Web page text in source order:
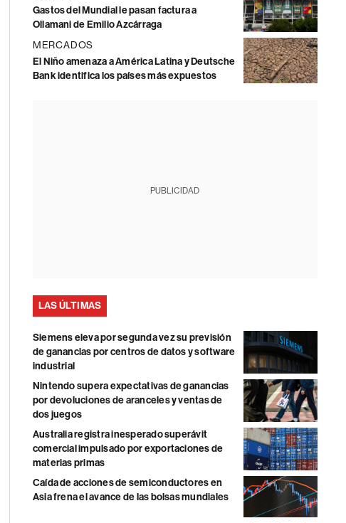
Gastos del Mundial le pasan factura a
Ollamani de Emilio Azcárraga
MERCADOS
El Niño amenaza a América Latina y Deutsche
Bank identifica los países más expuestos
PUBLICIDAD
LAS ÚLTIMAS
Siemens eleva por segunda vez su previsión
de ganancias por centros de datos y software
industrial
Nintendo supera expectativas de ganancias
por devoluciones de aranceles y ventas de
dos juegos
Australia registra inesperado superávit
comercial impulsado por exportaciones de
materias primas
Caída de acciones de semiconductores en
Asia frena el avance de las bolsas mundiales